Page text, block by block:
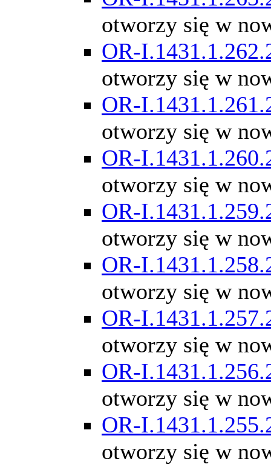
otworzy się w
OR-
otworzy się w
OR-
otworzy się w
OR-
otworzy się w
OR-
otworzy się w
OR-
otworzy się w
OR-
otworzy się w
OR-
otworzy się w
OR-
otworzy się w